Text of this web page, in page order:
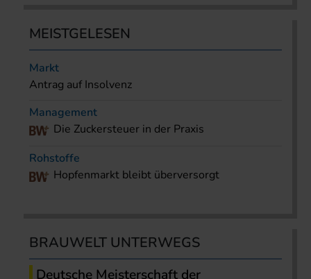
MEISTGELESEN
Markt
Antrag auf Insolvenz
Management
Die Zuckersteuer in der Praxis
Rohstoffe
Hopfenmarkt bleibt überversorgt
BRAUWELT UNTERWEGS
Deutsche Meisterschaft der